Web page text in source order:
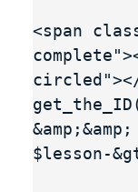
<span
$lesson-